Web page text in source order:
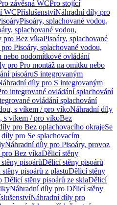
závěsná WCPro stojící
WCPříslušenstvíNáhradní díly pro
Pisoáry, splachované vodou,
splachované vodou,
pro Bez víkaPisoáry, splachované
Pisoáry, splachované vodou,
nebo podomítkové ovládání
pro Pro montáž na omítku nebo
pisoáruS integrovaným
díly pro S integrovaným
integrované ovládání splachování
ovládání splachování
s víkem / pro víkoNáhradní díly
s víkem / pro víkoBez
pro Bez oplachovacího okrajeSe
pro Se splachovacím
Náhradní díly pro Pisoáry, provoz
Bez víkaDělicí stěny
pisoárůDělicí stěny pisoárů
pisoárů z plastuDělicí stěny
stěny pisoárů ze sklaDělicí
Náhradní díly pro Dělicí stěny
Náhradní díly pro